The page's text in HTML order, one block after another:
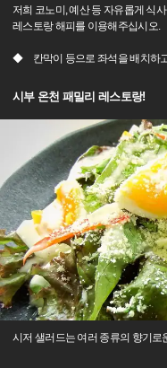
저희 코노미, 예산 등 자유롭게 식
레스토랑 해피를 이용해주십시오.
◆ 칸막이 등으로 좌석을 배치하
시부 온천 패밀리 레스토랑!
시저 샐러드는 여러 종류의 향기로